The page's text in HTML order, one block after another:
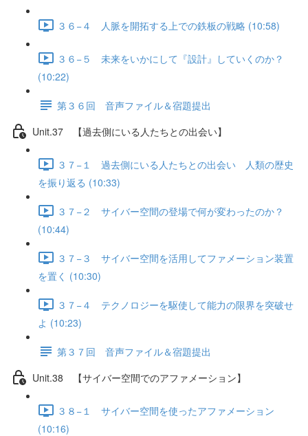
３６−４ 人脈を開拓する上での鉄板の戦略 (10:58)
３６−５ 未来をいかにして『設計』していくのか？
(10:22)
第３６回 音声ファイル＆宿題提出
Unit.37 【過去側にいる人たちとの出会い】
３７−１ 過去側にいる人たちとの出会い 人類の歴史
を振り返る (10:33)
３７−２ サイバー空間の登場で何が変わったのか？
(10:44)
３７−３ サイバー空間を活用してファメーション装置
を置く (10:30)
３７−４ テクノロジーを駆使して能力の限界を突破せ
よ (10:23)
第３７回 音声ファイル＆宿題提出
Unit.38 【サイバー空間でのアファメーション】
３８−１ サイバー空間を使ったアファメーション
(10:16)